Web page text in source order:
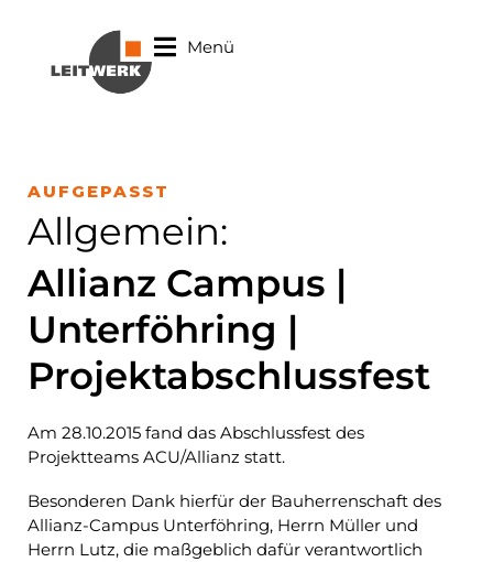
Menü
AUFGEPASST
Allgemein:
Allianz Campus |
Unterföhring |
Projektabschlussfest
Am 28.10.2015 fand das Abschlussfest des
Projektteams ACU/Allianz statt.
Besonderen Dank hierfür der Bauherrenschaft des
Allianz-Campus Unterföhring, Herrn Müller und
Herrn Lutz, die maßgeblich dafür verantwortlich